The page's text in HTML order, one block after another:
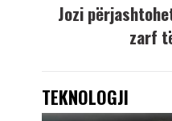
Jozi
zarf
TEKNOLOGJI